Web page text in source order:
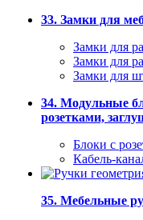
33. Замки для
Замки для
Замки для
Замки для
34. Модульные
розетками,
Блоки с
Кабель-
35. Мебельные